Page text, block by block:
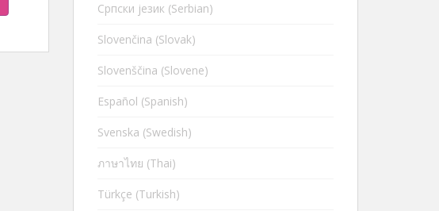
Cрпски језик (Serbian)
Slovenčina (Slovak)
Slovenščina (Slovene)
Español (Spanish)
Svenska (Swedish)
ภาษาไทย (Thai)
Türkçe (Turkish)